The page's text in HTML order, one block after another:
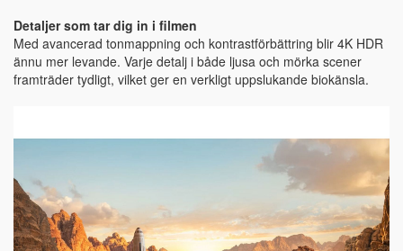
Detaljer som tar dig in i filmen
Med avancerad tonmappning och kontrastförbättring blir 4K HDR
ännu mer levande. Varje detalj i både ljusa och mörka scener
framträder tydligt, vilket ger en verkligt uppslukande biokänsla.